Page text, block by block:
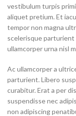
vestibulum turpis
aliquet pretium. Et
tempor non magna
scelerisque parturient
ullamcorper urna nisl
Ac ullamcorper a
parturient. Libero
curabitur. Erat a per
suspendisse nec
non adipiscing